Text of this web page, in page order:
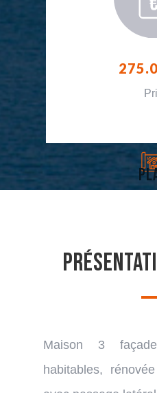
Maison 3
habitables,